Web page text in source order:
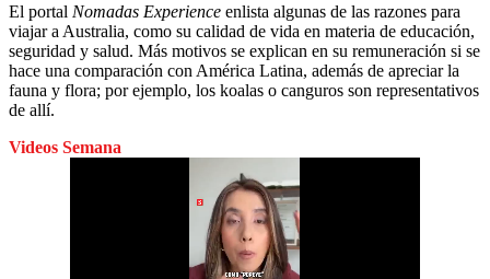
El portal Nomadas Experience enlista algunas de las razones para
viajar a Australia, como su calidad de vida en materia de educación,
seguridad y salud. Más motivos se explican en su remuneración si se
hace una comparación con América Latina, además de apreciar la
fauna y flora; por ejemplo, los koalas o canguros son representativos
de allí.
Videos Semana